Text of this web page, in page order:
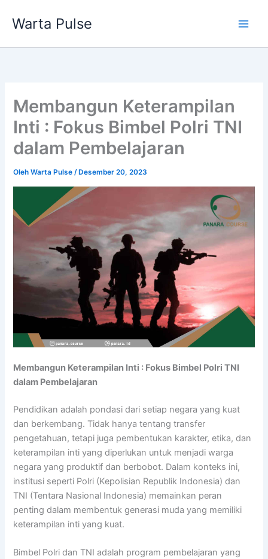
Warta Pulse
Membangun Keterampilan
Inti : Fokus Bimbel Polri TNI
dalam Pembelajaran
OlehWarta Pulse/ Desember 20, 2023
Membangun Keterampilan Inti : Fokus Bimbel Polri TNI
dalam Pembelajaran
Pendidikan adalah pondasi dari setiap negara yang kuat
dan berkembang. Tidak hanya tentang transfer
pengetahuan, tetapi juga pembentukan karakter, etika, dan
keterampilan inti yang diperlukan untuk menjadi warga
negara yang produktif dan berbobot. Dalam konteks ini,
institusi seperti Polri (Kepolisian Republik Indonesia) dan
TNI (Tentara Nasional Indonesia) memainkan peran
penting dalam membentuk generasi muda yang memiliki
keterampilan inti yang kuat.
Bimbel Polri dan TNI adalah program pembelajaran yang